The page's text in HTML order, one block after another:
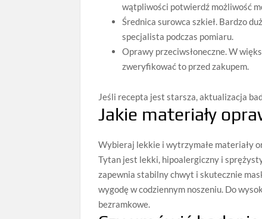
wątpliwości potwierdź możliwość
Średnica surowca szkieł. Bardzo
specjalista podczas pomiaru.
Oprawy przeciwsłoneczne. W
zweryfikować to przed zakupem.
Jeśli recepta jest starsza, aktualizacja
Jakie materiały
Wybieraj lekkie i wytrzymałe materiały
Tytan jest lekki, hipoalergiczny i
zapewnia stabilny chwyt i skutecznie
wygodę w codziennym noszeniu. Do
bezramkowe.